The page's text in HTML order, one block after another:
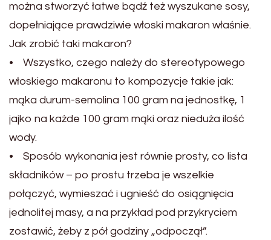
można stworzyć łatwe bądź też wyszukane sosy,
dopełniające prawdziwie włoski makaron właśnie.
Jak zrobić taki makaron?
• Wszystko, czego należy do stereotypowego
włoskiego makaronu to kompozycje takie jak:
mąka durum-semolina 100 gram na jednostkę, 1
jajko na każde 100 gram mąki oraz nieduża ilość
wody.
• Sposób wykonania jest równie prosty, co lista
składników – po prostu trzeba je wszelkie
połączyć, wymieszać i ugnieść do osiągnięcia
jednolitej masy, a na przykład pod przykryciem
zostawić, żeby z pół godziny „odpoczął”.